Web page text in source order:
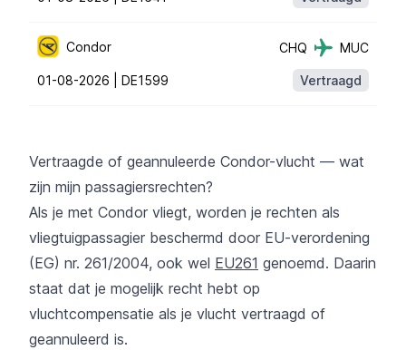
Condor CHQ MUC
01-08-2026 | DE1599 Vertraagd
Vertraagde of geannuleerde Condor-vlucht — wat
zijn mijn passagiersrechten?
Als je met Condor vliegt, worden je rechten als
vliegtuigpassagier beschermd door EU-verordening
(EG) nr. 261/2004, ook wel EU261 genoemd. Daarin
staat dat je mogelijk recht hebt op
vluchtcompensatie als je vlucht vertraagd of
geannuleerd is.